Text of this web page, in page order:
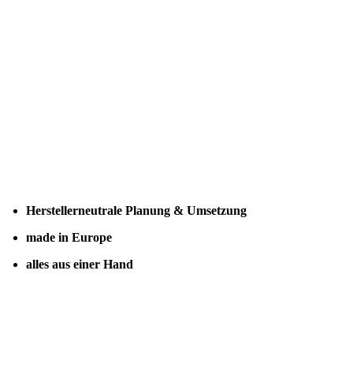
Herstellerneutrale Planung & Umsetzung
made in Europe
alles aus einer Hand